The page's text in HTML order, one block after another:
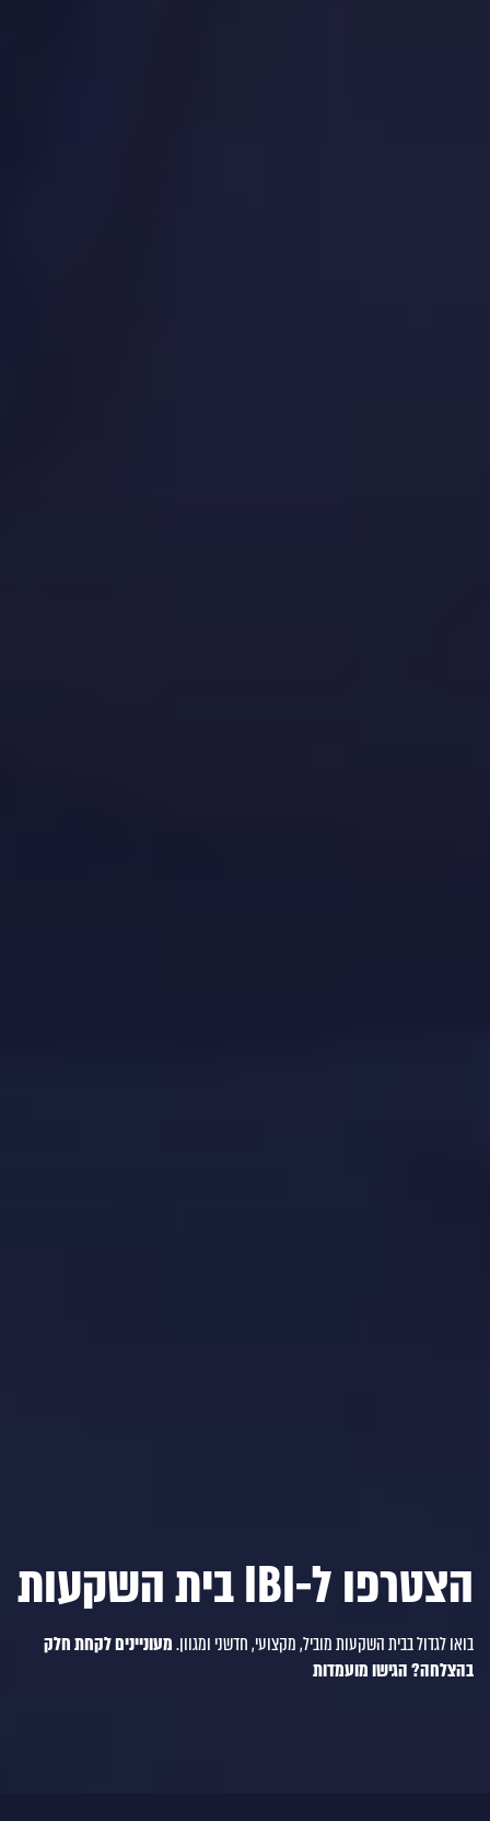
הצטרפו ל-IBI בית השקעות
בואו לגדול בבית השקעות מוביל, מקצועי, חדשני ומגוון.מעוניינים לקחת חלק
בהצלחה? הגישו מועמדות